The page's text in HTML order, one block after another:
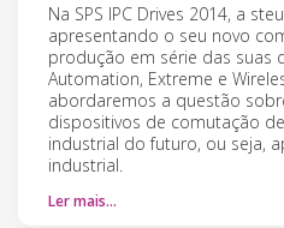
Na SPS IPC Drives 2014, a
apresentando o seu novo
produção em série das suas
Automation, Extreme e
abordaremos a questão
dispositivos de comutação
industrial do futuro, ou seja,
industrial.
Ler mais…